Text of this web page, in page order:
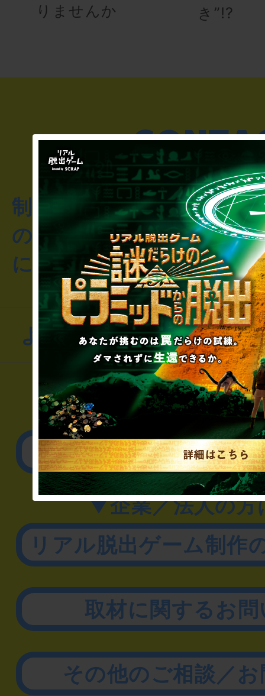
りませんか
き”!?
制作のご相談・コラボレ
のお客様からのご質問や
にお問い合わせください
よくあるお問い合わせ
▼一般のお客様
公演内容、チケット
▼企業／法人の方
リアル脱出ゲーム制作
取材に関するお
その他のご相談／